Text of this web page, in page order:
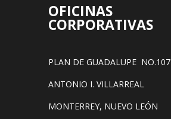
OFICINAS
CORPORATIVAS
PLAN DE GUADALUPE NO.107
ANTONIO I. VILLARREAL
MONTERREY, NUEVO LEÓN